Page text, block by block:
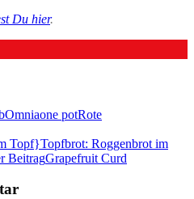
Du hier.
Omniaone potRote
Topf}Topfbrot: Roggenbrot im
BeitragGrapefruit Curd